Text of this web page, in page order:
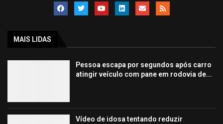
MAIS LIDAS
Pessoa escapa por segundos após carro
atingir veículo com pane em rodovia de...
Vídeo de idosa tentando reduzir